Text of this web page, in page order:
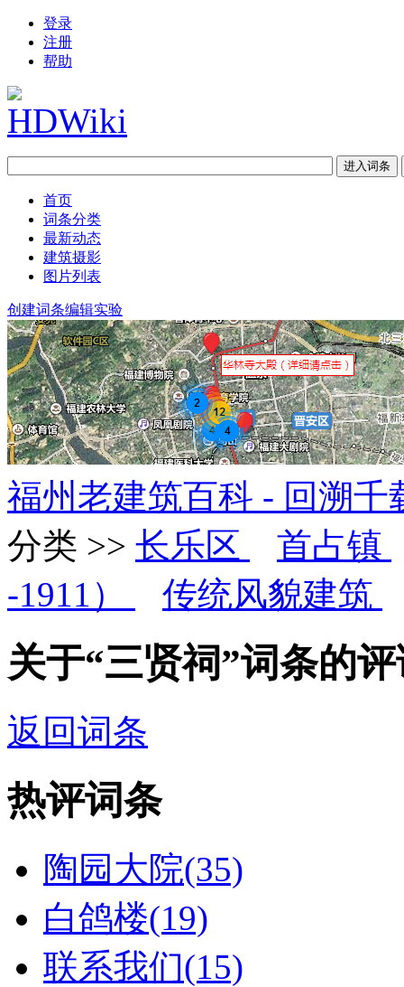
登录
注册
帮助
首页
词条分类
最新动态
建筑摄影
图片列表
创建词条编辑实验
福州老建筑百科 - 回溯
分类 >> 长乐区
首占镇
-1911）
传统风貌建筑
关于“三贤祠”词条的
返回词条
热评词条
陶园大院(35)
白鸽楼(19)
联系我们(15)